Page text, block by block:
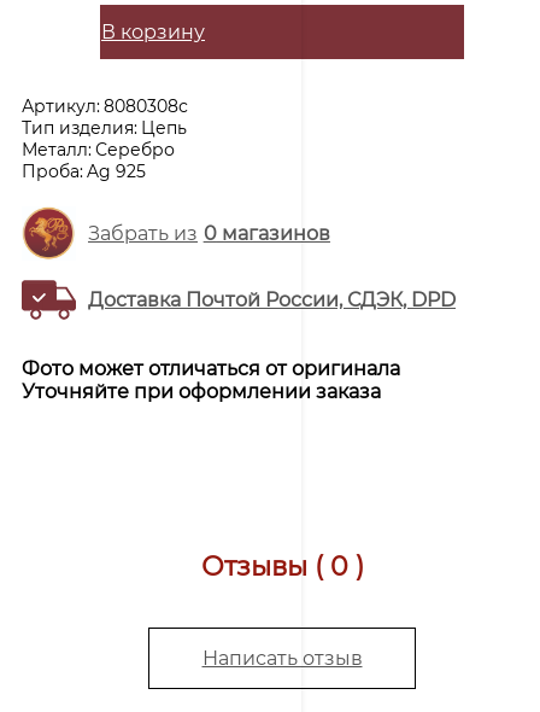
В корзину
Артикул:8080308с
Тип изделия: Цепь
Металл:Серебро
Проба:Ag 925
Забрать из 0магазинов
Доставка Почтой России, СДЭК, DPD
Фото может отличаться от оригинала
Уточняйте при оформлении заказа
Отзывы ( 0 )
Написать отзыв